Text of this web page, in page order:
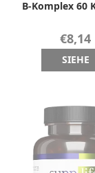
B-Komplex 60
€8,14
SIEHE